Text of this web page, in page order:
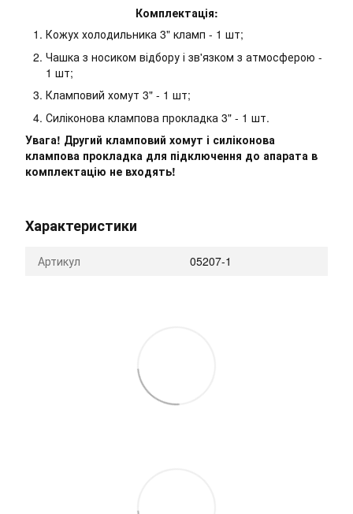
Комплектація:
Кожух холодильника 3" кламп - 1 шт;
Чашка з носиком відбору і зв'язком з атмосферою -
1 шт;
Кламповий хомут 3" - 1 шт;
Силіконова клампова прокладка 3" - 1 шт.
Увага! Другий кламповий хомут і силіконова
клампова прокладка для підключення до апарата в
комплектацію не входять!
Характеристики
Артикул 05207-1